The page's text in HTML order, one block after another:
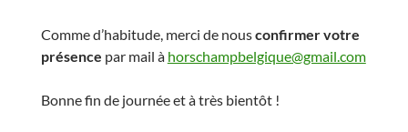
Comme d’habitude, merci de nousconfirmer votre
présence par mail à horschampbelgique@gmail.com
Bonne fin de journée et à très bientôt !